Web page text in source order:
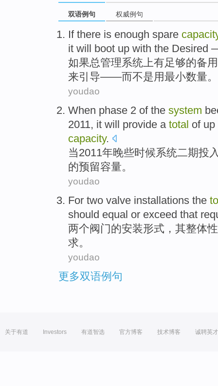
双语例句 权威例句
If there is enough spare
it will boot up with the Desired
如果总管理系统上有足够的备用
来引导——而不是用最小数量。
youdao
When phase 2 of the system
2011, it will provide a total of up
capacity.
当2011年晚些时候系统二期投
的预留容量。
youdao
For two valve installations the
should equal or exceed that
两个阀门的安装形式 ，其整体
求。
youdao
更多双语例句
关于有道 Investors 有道智选 官方博客 技术博客 诚聘英才